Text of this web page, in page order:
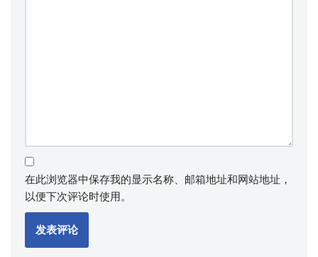
在此浏览器中保存我的显示名称、邮箱地址和网站地址，
以便下次评论时使用。